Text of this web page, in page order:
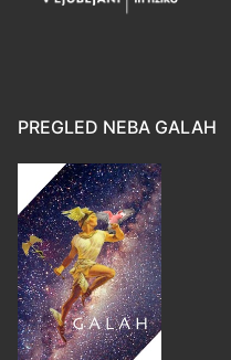
PREGLED NEBA GALAH